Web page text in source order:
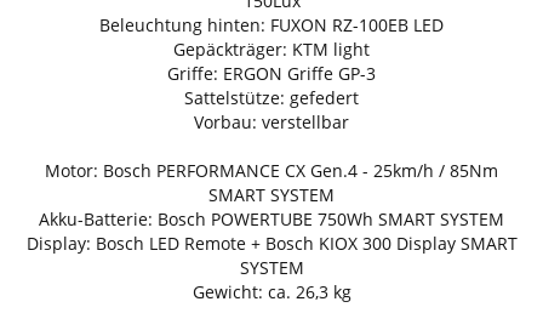
Beleuchtung hinten: FUXON RZ-100EB LED
Gepäckträger: KTM light
Griffe: ERGON Griffe GP-3
Sattelstütze: gefedert
Vorbau: verstellbar
Motor: Bosch PERFORMANCE CX Gen.4 - 25km/h / 85Nm
SMART SYSTEM
Akku-Batterie: Bosch POWERTUBE 750Wh SMART SYSTEM
Display: Bosch LED Remote + Bosch KIOX 300 Display SMART
SYSTEM
Gewicht: ca. 26,3 kg